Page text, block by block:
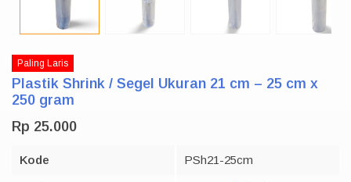
Paling Laris
Plastik Shrink / Segel Ukuran 21 cm – 25 cm x
250 gram
Rp 25.000
Kode PSh21-25cm